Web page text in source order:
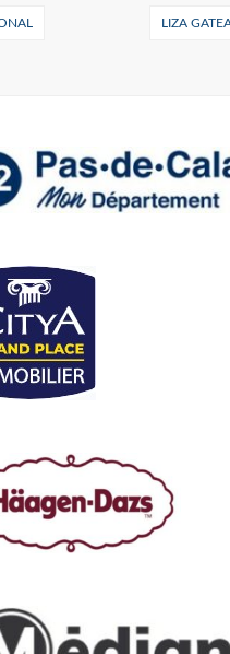
LIZA